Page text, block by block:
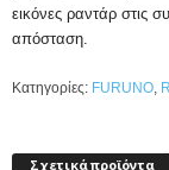
εικόνες ραντάρ στις
απόσταση.
Κατηγορίες: FURUNO,
Σχετικά προϊόντα